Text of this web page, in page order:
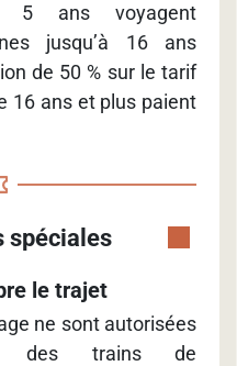
5 ans voyagent
jusqu’à 16 ans
de 50 % sur le tarif
16 ans et plus paient
spéciales
le trajet
ne sont autorisées
des trains de